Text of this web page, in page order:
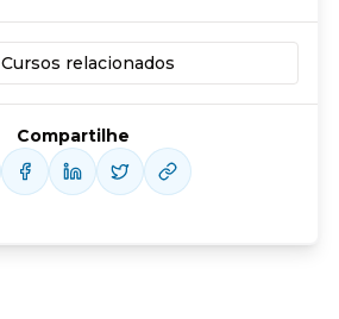
Cursos relacionados
Compartilhe